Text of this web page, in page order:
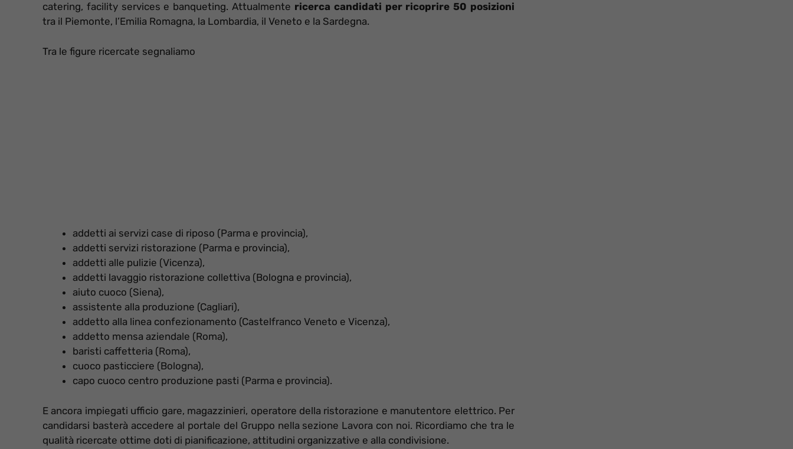
catering, facility services e banqueting. Attualmente ricerca candidati per ricoprire 50 posizioni
tra il Piemonte, l’Emilia Romagna, la Lombardia, il Veneto e la Sardegna.
Tra le figure ricercate segnaliamo
addetti ai servizi case di riposo (Parma e provincia),
addetti servizi ristorazione (Parma e provincia),
addetti alle pulizie (Vicenza),
addetti lavaggio ristorazione collettiva (Bologna e provincia),
aiuto cuoco (Siena),
assistente alla produzione (Cagliari),
addetto alla linea confezionamento (Castelfranco Veneto e Vicenza),
addetto mensa aziendale (Roma),
baristi caffetteria (Roma),
cuoco pasticciere (Bologna),
capo cuoco centro produzione pasti (Parma e provincia).
E ancora impiegati ufficio gare, magazzinieri, operatore della ristorazione e manutentore elettrico. Per
candidarsi basterà accedere al portale del Gruppo nella sezione Lavora con noi. Ricordiamo che tra le
qualità ricercate ottime doti di pianificazione, attitudini organizzative e alla condivisione.